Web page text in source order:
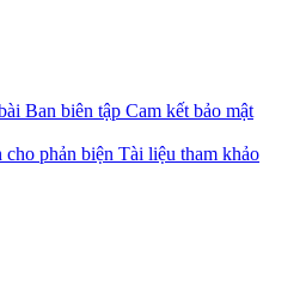
Ban biên tập Cam kết bảo mật
cho phản biện Tài liệu tham khảo